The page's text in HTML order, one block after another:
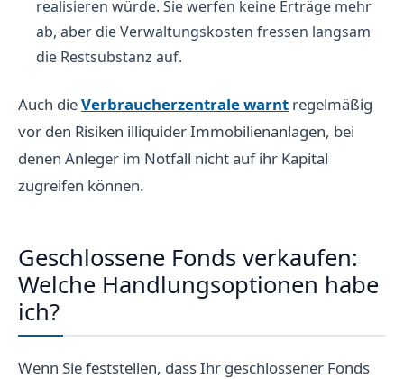
realisieren würde. Sie werfen keine Erträge mehr
ab, aber die Verwaltungskosten fressen langsam
die Restsubstanz auf.
Auch dieVerbraucherzentrale warnt regelmäßig
vor den Risiken illiquider Immobilienanlagen, bei
denen Anleger im Notfall nicht auf ihr Kapital
zugreifen können.
Geschlossene Fonds verkaufen:
Welche Handlungsoptionen habe
ich?
Wenn Sie feststellen, dass Ihr geschlossener Fonds